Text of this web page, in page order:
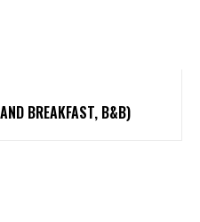
BREAKFAST, B&B)